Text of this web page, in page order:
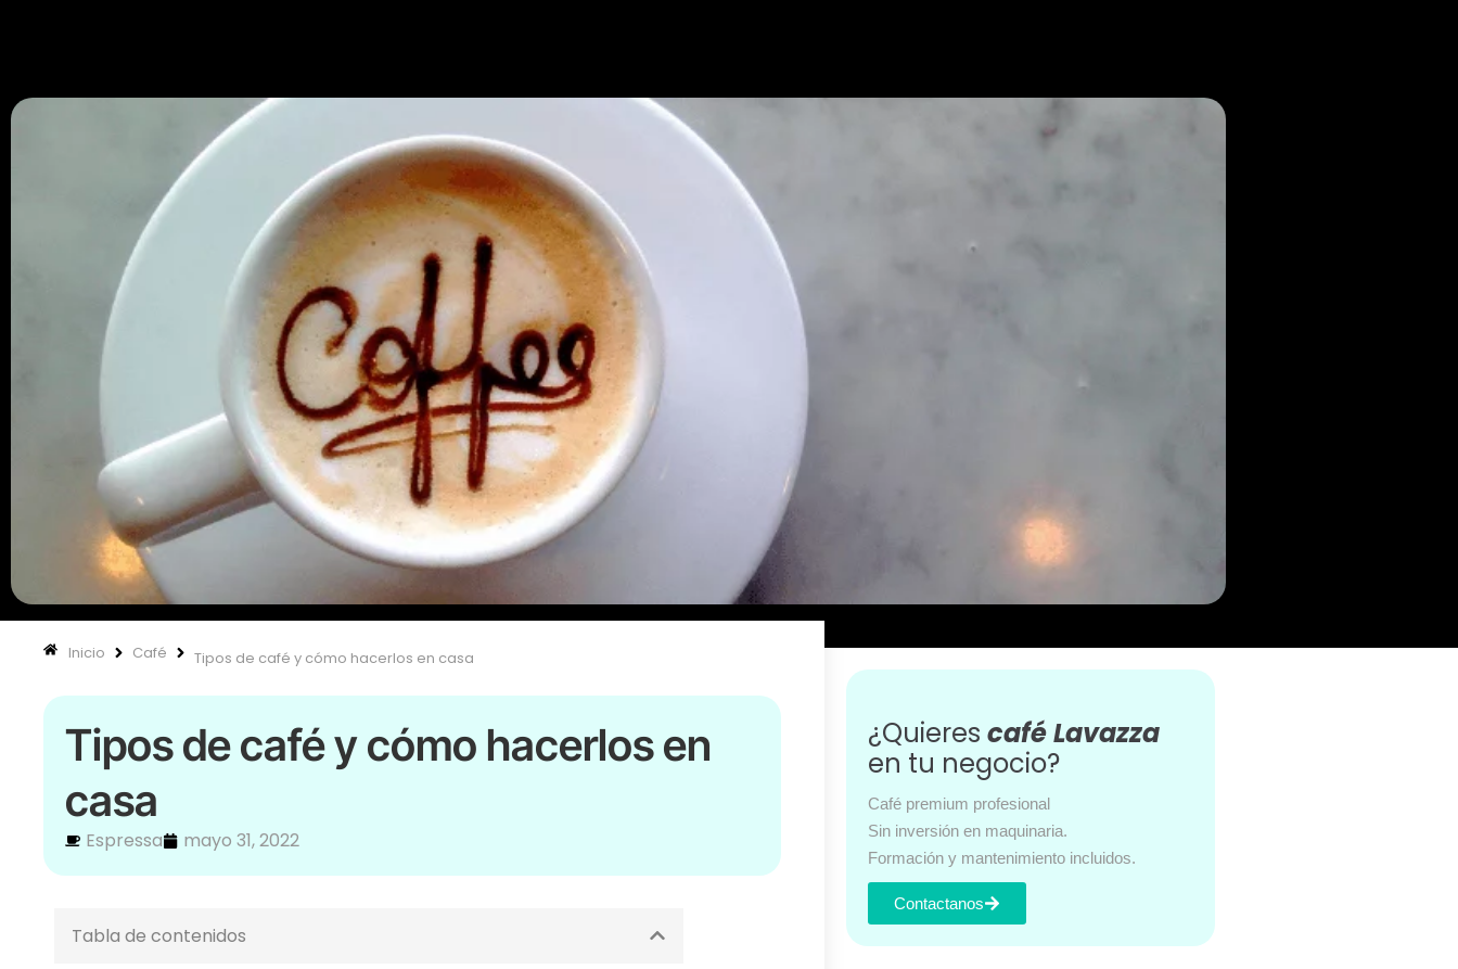
Inicio Café Tipos de café y cómo hacerlos en casa
Tipos de café y cómo hacerlos en
casa
Espressa mayo 31, 2022
Tabla de contenidos
¿Quieres café Lavazza
en tu negocio?
Café premium profesional
Sin inversión en maquinaria.
Formación y mantenimiento incluidos.
Contactanos